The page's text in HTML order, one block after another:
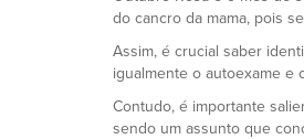
do cancro da mama, pois
Assim, é crucial saber
igualmente o autoexame e
Contudo, é importante
sendo um assunto que